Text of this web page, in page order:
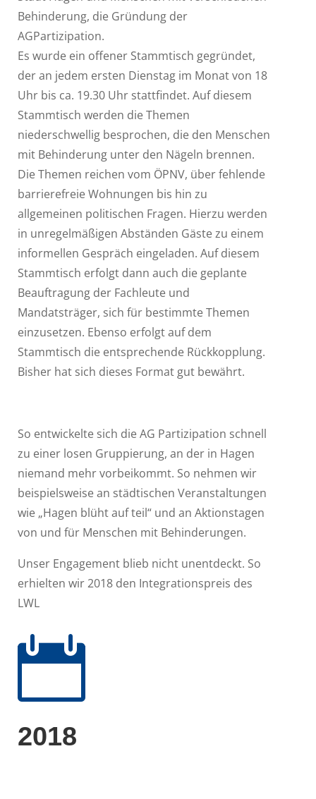
Behinderung, die Gründung der
AGPartizipation.
Es wurde ein offener Stammtisch gegründet,
der an jedem ersten Dienstag im Monat von 18
Uhr bis ca. 19.30 Uhr stattfindet. Auf diesem
Stammtisch werden die Themen
niederschwellig besprochen, die den Menschen
mit Behinderung unter den Nägeln brennen.
Die Themen reichen vom ÖPNV, über fehlende
barrierefreie Wohnungen bis hin zu
allgemeinen politischen Fragen. Hierzu werden
in unregelmäßigen Abständen Gäste zu einem
informellen Gespräch eingeladen. Auf diesem
Stammtisch erfolgt dann auch die geplante
Beauftragung der Fachleute und
Mandatsträger, sich für bestimmte Themen
einzusetzen. Ebenso erfolgt auf dem
Stammtisch die entsprechende Rückkopplung.
Bisher hat sich dieses Format gut bewährt.
So entwickelte sich die AG Partizipation schnell
zu einer losen Gruppierung, an der in Hagen
niemand mehr vorbeikommt. So nehmen wir
beispielsweise an städtischen Veranstaltungen
wie „Hagen blüht auf teil“ und an Aktionstagen
von und für Menschen mit Behinderungen.
Unser Engagement blieb nicht unentdeckt. So
erhielten wir 2018 den Integrationspreis des
LWL

2018